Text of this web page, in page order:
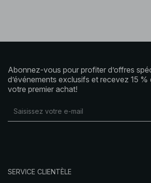
Abonnez-vous pour profiter d’offres
d’événements exclusifs et recevez 15
votre premier achat!
SERVICE CLIENTÈLE